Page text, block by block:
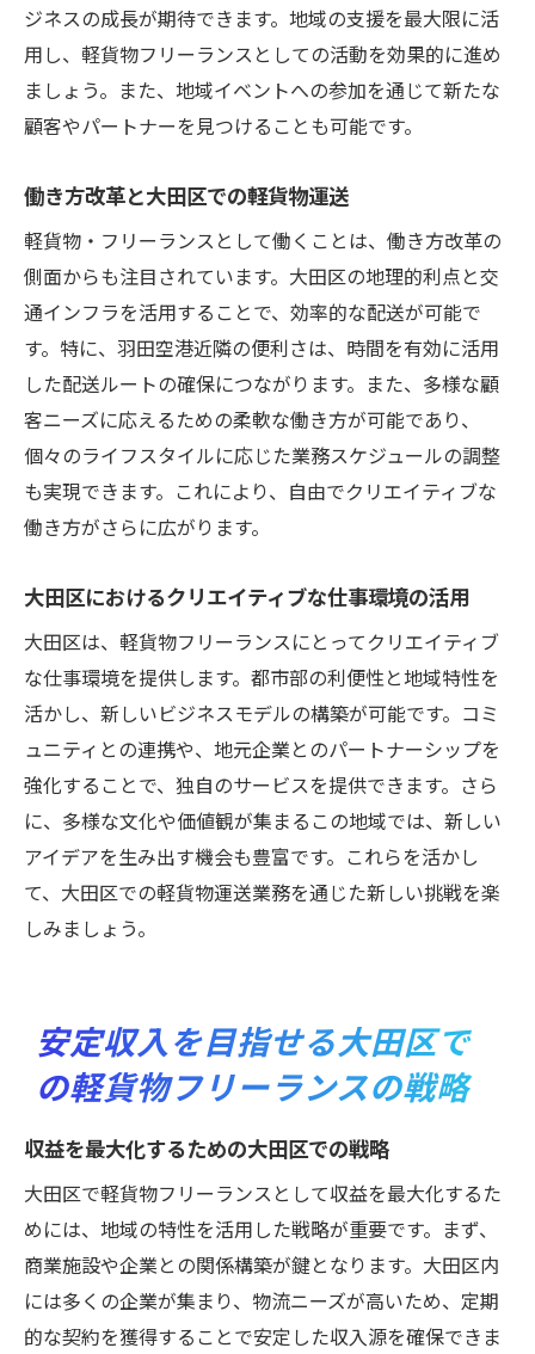
ジネスの成長が期待できます。地域の支援を最大限に活
用し、軽貨物フリーランスとしての活動を効果的に進め
ましょう。また、地域イベントへの参加を通じて新たな
顧客やパートナーを見つけることも可能です。
働き方改革と大田区での軽貨物運送
軽貨物・フリーランスとして働くことは、働き方改革の
側面からも注目されています。大田区の地理的利点と交
通インフラを活用することで、効率的な配送が可能で
す。特に、羽田空港近隣の便利さは、時間を有効に活用
した配送ルートの確保につながります。また、多様な顧
客ニーズに応えるための柔軟な働き方が可能であり、
個々のライフスタイルに応じた業務スケジュールの調整
も実現できます。これにより、自由でクリエイティブな
働き方がさらに広がります。
大田区におけるクリエイティブな仕事環境の活用
大田区は、軽貨物フリーランスにとってクリエイティブ
な仕事環境を提供します。都市部の利便性と地域特性を
活かし、新しいビジネスモデルの構築が可能です。コミ
ュニティとの連携や、地元企業とのパートナーシップを
強化することで、独自のサービスを提供できます。さら
に、多様な文化や価値観が集まるこの地域では、新しい
アイデアを生み出す機会も豊富です。これらを活かし
て、大田区での軽貨物運送業務を通じた新しい挑戦を楽
しみましょう。
安定収入を目指せる大田区で
の軽貨物フリーランスの戦略
収益を最大化するための大田区での戦略
大田区で軽貨物フリーランスとして収益を最大化するた
めには、地域の特性を活用した戦略が重要です。まず、
商業施設や企業との関係構築が鍵となります。大田区内
には多くの企業が集まり、物流ニーズが高いため、定期
的な契約を獲得することで安定した収入源を確保できま